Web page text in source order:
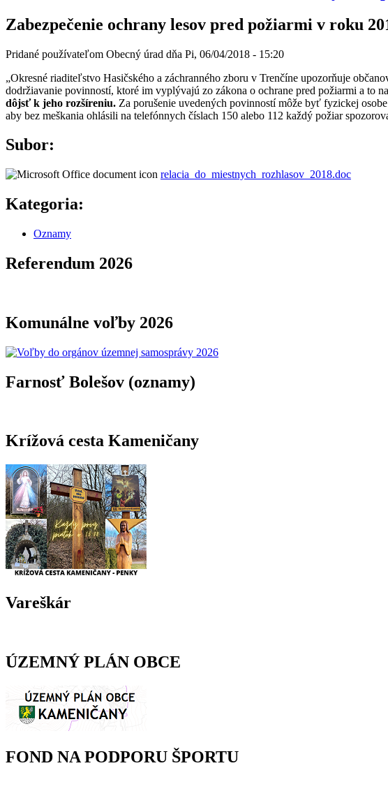
Zabezpečenie ochrany lesov pred požiarmi v roku
Pridané používateľom Obecný úrad dňa Pi, 06/04/2018 - 15:20
„Okresné riaditeľstvo Hasičského a záchranného zboru v Trenčíne upozorňuje
dodržiavanie povinností, ktoré im vyplývajú zo zákona o ochrane pred požiarmi a to
dôjsť k jeho rozšíreniu. Za porušenie uvedených povinností môže byť fyzickej
aby bez meškania ohlásili na telefónnych číslach 150 alebo 112 každý požiar
Subor:
relacia_do_miestnych_rozhlasov_2018.doc
Kategoria:
Oznamy
Referendum 2026
Komunálne voľby 2026
Farnosť Bolešov (oznamy)
Krížová cesta Kameničany
Vareškár
ÚZEMNÝ PLÁN OBCE
FOND NA PODPORU ŠPORTU